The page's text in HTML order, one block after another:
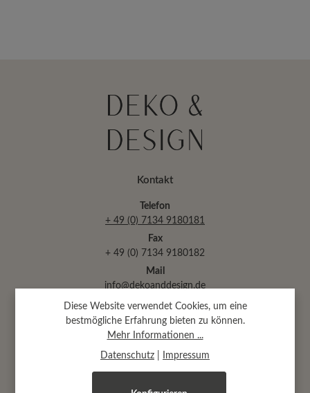
Kontakt
Telefon
+ 49 (0) 7134 9180181
Fax
+ 49 (0) 7134 9180182
Mail
info@dekoanddesign.de
Abtsäckerstr. 30 · 74189 Weinsberg
(bei Heilbronn)
Diese Website verwendet Cookies, um eine
bestmögliche Erfahrung bieten zu können.
Mehr Informationen ...
Datenschutz Impressum